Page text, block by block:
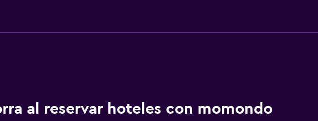
al reservar hoteles con momondo